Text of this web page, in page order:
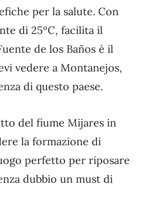
per la salute. Con
di 25ºC, facilita il
de los Baños è il
vedere a Montanejos,
di questo paese.
del fiume Mijares in
la formazione di
perfetto per riposare
dubbio un must di